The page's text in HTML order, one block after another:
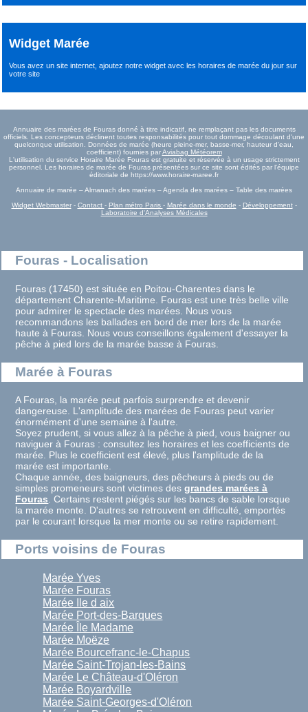
Widget Marée
Vous avez un site internet,ajoutez notre widget avec les horaires de marée du joursur
votre site
Annuaire des marées de Fouras donné à titre indicatif, ne remplaçant pas les documents
officiels. Les concepteurs déclinent toutes responsabilités pour tout dommage découlant d'une
quelconque utilisation. Données de marée (heure pleine-mer, basse-mer, hauteur d'eau,
coefficient) fournies parAviabag Météorem
L'utilisation du service Horaire Marée Fouras est gratuite et réservée à un usage strictement
personnel. Les horaires de marée de Fouras présentées sur ce site sont édités par l'équipe
éditoriale de https://www.horaire-maree.fr
Annuaire de marée – Almanach des marées – Agenda des marées – Table des marées
Widget Webmaster- Contact - Plan métro Paris - Marée dans le monde - Développement-
Laboratoire d'Analyses Médicales
Fouras - Localisation
Fouras (17450) est située en Poitou-Charentes dans le
département Charente-Maritime. Fouras est une très belle ville
pour admirer le spectacle des marées. Nous vous
recommandons les ballades en bord de mer lors de la marée
haute à Fouras. Nous vous conseillons également d'essayer la
pêche à pied lors de la marée basse à Fouras.
Marée à Fouras
A Fouras, la marée peut parfois surprendre et devenir
dangereuse. L'amplitude des marées de Fouras peut varier
énormément d'une semaine à l'autre.
Soyez prudent, si vous allez à la pêche à pied, vous baigner ou
naviguer à Fouras : consultez les horaires et les coefficients de
marée. Plus le coefficient est élevé, plus l'amplitude de la
marée est importante.
Chaque année, des baigneurs, des pêcheurs à pieds ou de
simples promeneurs sont victimes desgrandes marées à
Fouras. Certains restent piégés sur les bancs de sable lorsque
la marée monte. D'autres se retrouvent en difficulté, emportés
par le courant lorsque la mer monte ou se retire rapidement.
Ports voisins de Fouras
Marée Yves
Marée Fouras
Marée Ile d aix
Marée Port-des-Barques
Marée Île Madame
Marée Moëze
Marée Bourcefranc-le-Chapus
Marée Saint-Trojan-les-Bains
Marée Le Château-d'Oléron
Marée Boyardville
Marée Saint-Georges-d'Oléron